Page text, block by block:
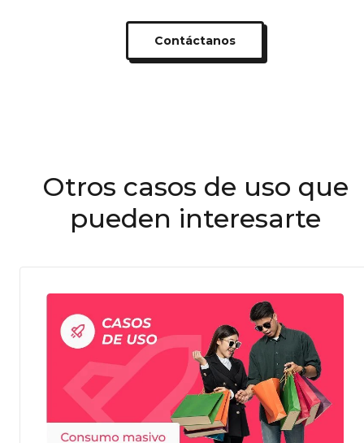
Contáctanos
Otros casos de uso que
pueden interesarte